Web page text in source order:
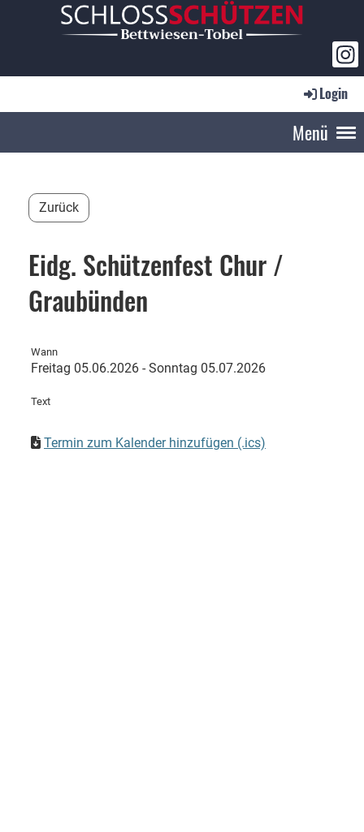
Login
Menü
Zurück
Eidg. Schützenfest Chur /
Graubünden
Wann
Freitag 05.06.2026 - Sonntag 05.07.2026
Text
Termin zum Kalender hinzufügen (.ics)